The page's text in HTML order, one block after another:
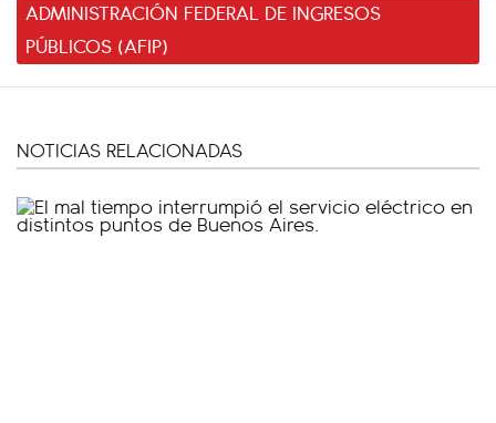
ADMINISTRACIÓN FEDERAL DE INGRESOS
PÚBLICOS (AFIP)
NOTICIAS RELACIONADAS